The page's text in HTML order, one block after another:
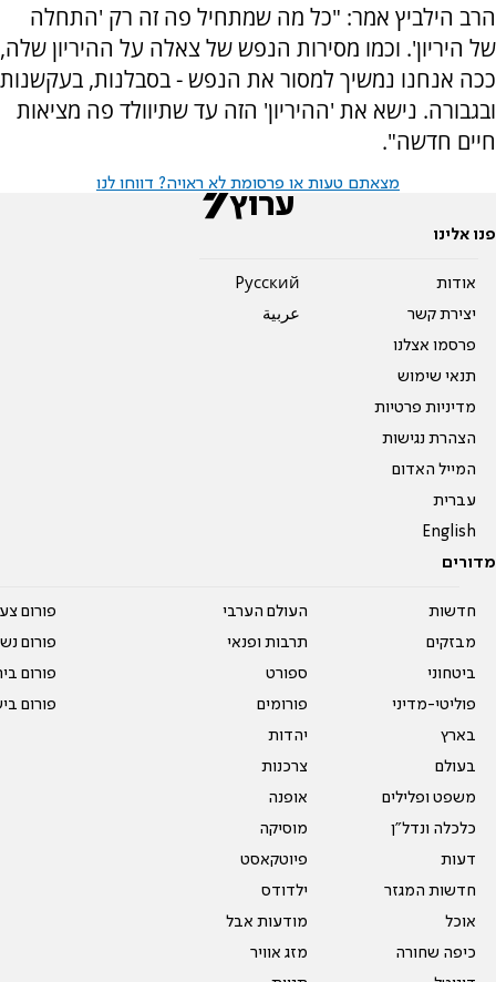
הרב הילביץ אמר: "כל מה שמתחיל פה זה רק 'התחלה
של היריון'. וכמו מסירות הנפש של צאלה על ההיריון שלה,
ככה אנחנו נמשיך למסור את הנפש - בסבלנות, בעקשנות
ובגבורה. נישא את 'ההיריון' הזה עד שתיוולד פה מציאות
חיים חדשה".
מצאתם טעות או פרסומת לא ראויה? דווחו לנו
פנו אלינו
אודות
יצירת קשר
פרסמו אצלנו
תנאי שימוש
מדיניות פרטיות
הצהרת נגישות
המייל האדום
עברית
English
Pусский
عربية
מדורים
חדשות
מבזקים
ביטחוני
פוליטי-מדיני
בארץ
בעולם
משפט ופלילים
כלכלה ונדל"ן
דעות
חדשות המגזר
אוכל
כיפה שחורה
העולם הערבי
תרבות ופנאי
ספורט
פורומים
יהדות
צרכנות
אופנה
מוסיקה
פיוטקאסט
ילדודס
מודעות אבל
מזג אוויר
פורום
פורום
פורום
פורום